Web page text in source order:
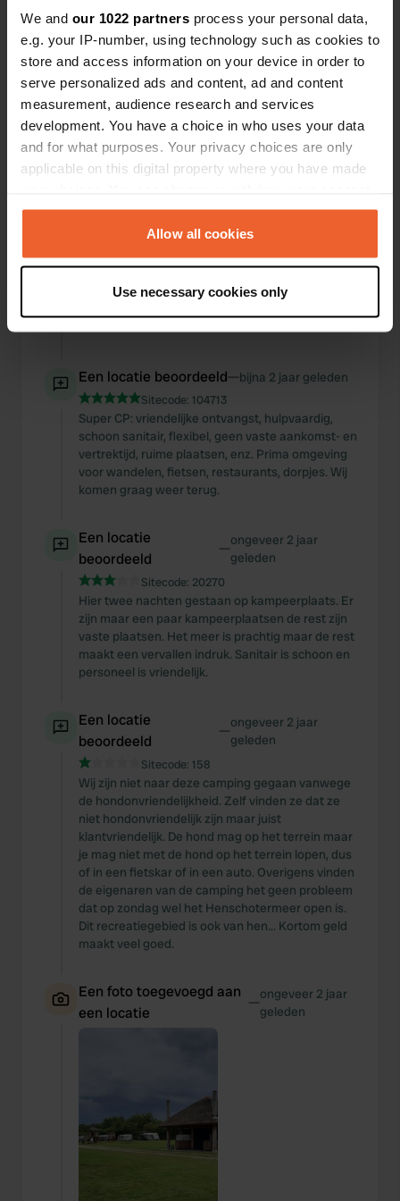
We and our 1022 partners process your personal data,
e.g. your IP-number, using technology such as cookies to
store and access information on your device in order to
serve personalized ads and content, ad and content
measurement, audience research and services
development. You have a choice in who uses your data
and for what purposes. Your privacy choices are only
applicable on this digital property where you have made
any time from the Cookie Declaration or by clicking on
the Privacy trigger icon.
Collect information about your geographical location
which can be accurate to within several meters
Find out more about how your personal data is processed
and set your preferences in the
details section .
We use cookies to personalise content and ads, to
provide social media features and to analyse our traffic.
We also share information about your use of our site with
may combine it with other information that you’ve
provided to them or that they’ve collected from your use
of their services.
Allow all cookies
Use necessary cookies only
langs scheurende motoren.
Een foto toegevoegd aan
een locatie
—bijna 2 jaar
geleden
Een locatie beoordeeld—bijna 2 jaar geleden
Sitecode: 104713
Super CP: vriendelijke ontvangst, hulpvaardig,
schoon sanitair, flexibel, geen vaste aankomst- en
vertrektijd, ruime plaatsen, enz. Prima omgeving
voor wandelen, fietsen, restaurants, dorpjes. Wij
komen graag weer terug.
Een locatie
beoordeeld
—ongeveer 2 jaar
geleden
Sitecode: 20270
Hier twee nachten gestaan op kampeerplaats. Er
zijn maar een paar kampeerplaatsen de rest zijn
vaste plaatsen. Het meer is prachtig maar de rest
maakt een vervallen indruk. Sanitair is schoon en
personeel is vriendelijk.
Een locatie
beoordeeld
—ongeveer 2 jaar
geleden
Sitecode: 158
Wij zijn niet naar deze camping gegaan vanwege
de hondonvriendelijkheid. Zelf vinden ze dat ze
niet hondonvriendelijk zijn maar juist
klantvriendelijk. De hond mag op het terrein maar
je mag niet met de hond op het terrein lopen, dus
of in een fietskar of in een auto. Overigens vinden
de eigenaren van de camping het geen probleem
dat op zondag wel het Henschotermeer open is.
Dit recreatiegebied is ook van hen... Kortom geld
maakt veel goed.
Een foto toegevoegd aan
een locatie
—ongeveer 2 jaar
geleden